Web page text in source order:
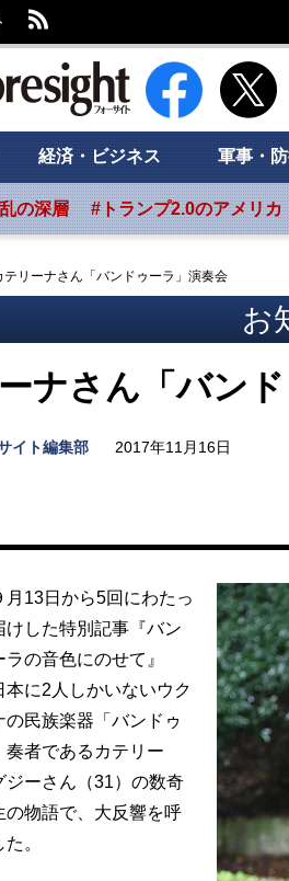
新潮社 Foresight フ
経済・ビジネス 軍事・
の深層 #トランプ2.0のアメリカ
テリーナさん「バンドゥーラ」演奏会
お
ナさん「バン
イト編集部
2017年11月16日
月13日から5回にわたっ
けした特別記事『バン
ラの音色にのせて』
本に2人しかいないウク
の民族楽器「バンドゥ
奏者であるカテリー
ジーさん（31）の数奇
の物語で、大反響を呼
。